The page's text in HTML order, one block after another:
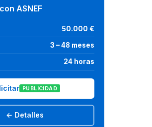
ASNEF
50.000 €
3 – 48 meses
24 horas
PUBLICIDAD
← Detalles